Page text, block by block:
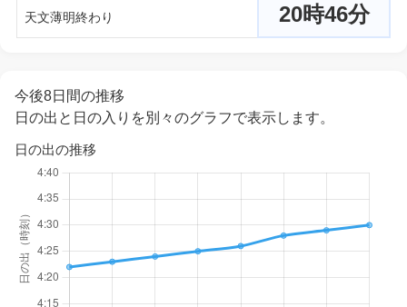
天文薄明終わり 20時46分
今後8日間の推移
日の出と日の入りを別々のグラフで表示します。
日の出の推移